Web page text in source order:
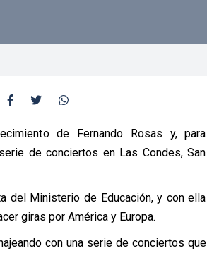
de Fernando Rosas y, para
de conciertos en Las Condes, San
del Ministerio de Educación, y con ella
giras por América y Europa.
con una serie de conciertos que